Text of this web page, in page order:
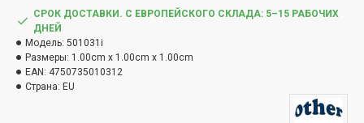
СРОК ДОСТАВКИ. С ЕВРОПЕЙСКОГО СКЛАДА: 5–15 РАБОЧИХ
ДНЕЙ
Модель: 501031i
Размеры: 1.00cm x 1.00cm x 1.00cm
EAN: 4750735010312
Страна: EU